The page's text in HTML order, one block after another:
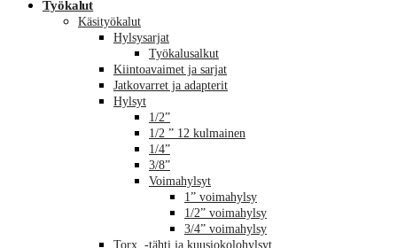
Työkalut
Käsityökalut
Hylsysarjat
Työkalusalkut
Kiintoavaimet ja sarjat
Jatkovarret ja adapterit
Hylsyt
1/2”
1/2 ” 12 kulmainen
1/4”
3/8”
Voimahylsyt
1” voimahylsy
1/2” voimahylsy
3/4” voimahylsy
Torx, -tähti ja kuusiokolohylsyt